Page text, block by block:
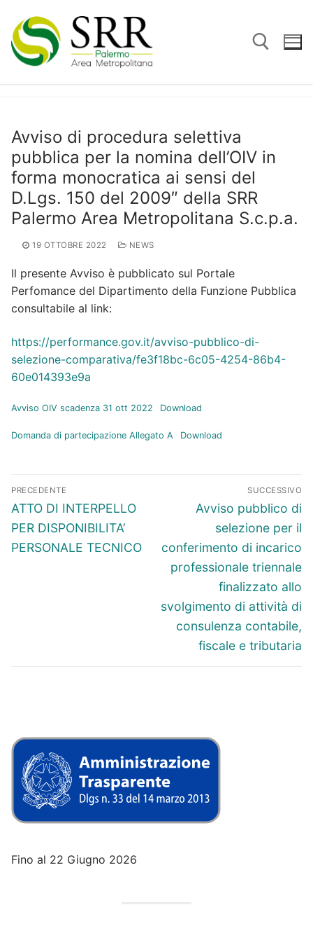
contenuto
Avviso di procedura selettiva
pubblica per la nomina dell’OIV in
forma monocratica ai sensi del
D.Lgs. 150 del 2009″ della SRR
Palermo Area Metropolitana S.c.p.a.
19 OTTOBRE 2022 NEWS
Il presente Avviso è pubblicato sul Portale
Perfomance del Dipartimento della Funzione Pubblica
consultabile al link:
https://performance.gov.it/avviso-pubblico-di-
selezione-comparativa/fe3f18bc-6c05-4254-86b4-
60e014393e9a
Avviso OIV scadenza 31 ott 2022 Download
Domanda di partecipazione Allegato A Download
Navigazione
articoli
PRECEDENTE
Articolo
precedente:
ATTO DI INTERPELLO
PER DISPONIBILITA’
PERSONALE TECNICO
SUCCESSIVO
Articolo
successivo:
Avviso pubblico di
selezione per il
conferimento di incarico
professionale triennale
finalizzato allo
svolgimento di attività di
consulenza contabile,
fiscale e tributaria
Fino al 22 Giugno 2026